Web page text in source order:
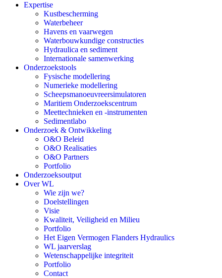
Expertise
Kustbescherming
Waterbeheer
Havens en vaarwegen
Waterbouwkundige constructies
Hydraulica en sediment
Internationale samenwerking
Onderzoekstools
Fysische modellering
Numerieke modellering
Scheepsmanoeuvreersimulatoren
Maritiem Onderzoekscentrum
Meettechnieken en -instrumenten
Sedimentlabo
Onderzoek & Ontwikkeling
O&O Beleid
O&O Realisaties
O&O Partners
Portfolio
Onderzoeksoutput
Over WL
Wie zijn we?
Doelstellingen
Visie
Kwaliteit, Veiligheid en Milieu
Portfolio
Het Eigen Vermogen Flanders Hydraulics
WL jaarverslag
Wetenschappelijke integriteit
Portfolio
Contact